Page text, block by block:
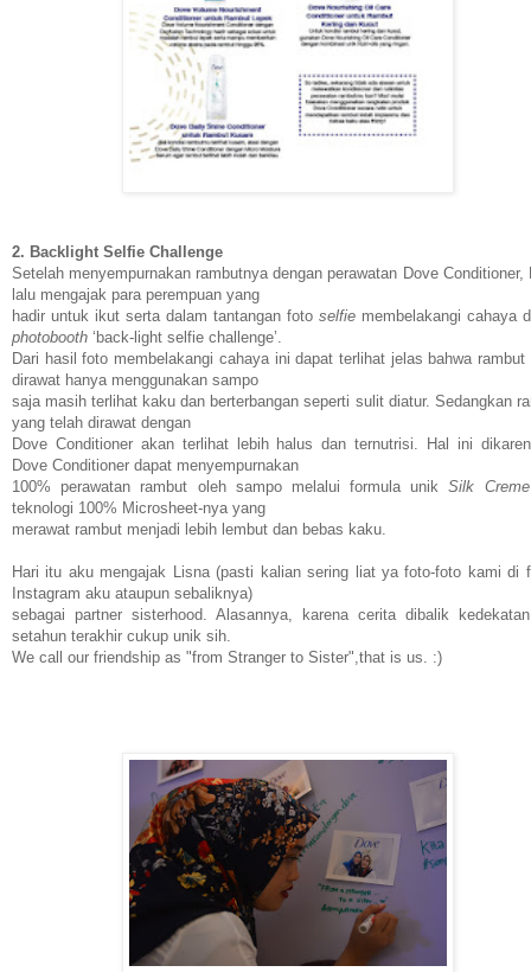
2. Backlight Selfie Challenge
Setelah menyempurnakan rambutnya dengan perawatan Dove Conditioner,
lalu mengajak para perempuan yang
hadir untuk ikut serta dalam tantangan foto selfie membelakangi cahaya
photobooth ‘back-light selfie challenge’.
Dari hasil foto membelakangi cahaya ini dapat terlihat jelas bahwa rambut
dirawat hanya menggunakan sampo
saja masih terlihat kaku dan berterbangan seperti sulit diatur. Sedangkan
yang telah dirawat dengan
Dove Conditioner akan terlihat lebih halus dan ternutrisi. Hal ini
Dove Conditioner dapat menyempurnakan
100% perawatan rambut oleh sampo melalui formula unikSilk
teknologi 100% Microsheet-nya yang
merawat rambut menjadi lebih lembut dan bebas kaku.
Hari itu aku mengajak Lisna (pasti kalian sering liat ya foto-foto kami di
Instagram aku ataupun sebaliknya)
sebagai partner sisterhood. Alasannya, karena cerita dibalik
setahun terakhir cukup unik sih.
We call our friendship as "from Stranger to Sister",that is us. :)